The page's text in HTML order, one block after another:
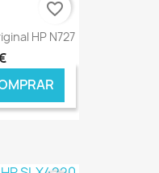
HP N727
€ ONLINE
favorite_border